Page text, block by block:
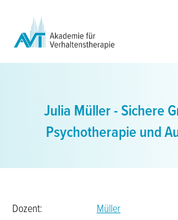
springen
Julia Müller - Sichere
Psychotherapie und
Dozent: Müller